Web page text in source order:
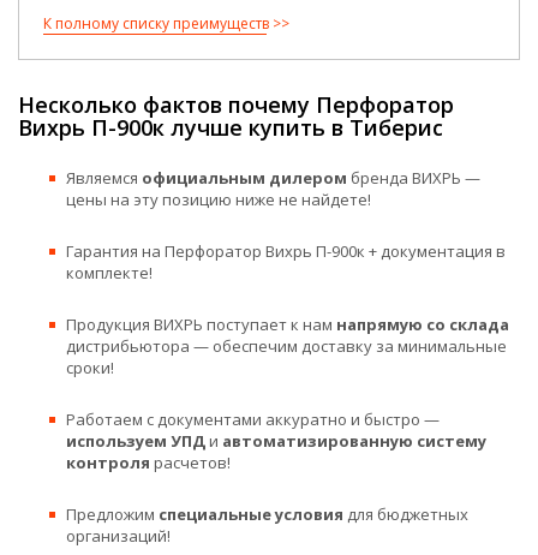
К полному списку преимуществ
Несколько фактов почему Перфоратор
Вихрь П-900к лучше купить в Тиберис
Являемся официальным дилером бренда ВИХРЬ —
цены на эту позицию ниже не найдете!
Гарантия на Перфоратор Вихрь П-900к + документация в
комплекте!
Продукция ВИХРЬ поступает к нам напрямую со склада
дистрибьютора — обеспечим доставку за минимальные
сроки!
Работаем с документами аккуратно и быстро —
используем УПДи автоматизированную систему
контроля расчетов!
Предложим специальные условия для бюджетных
организаций!